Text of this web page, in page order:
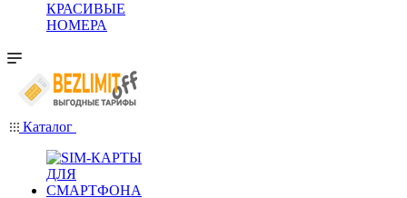
КРАСИВЫЕ
НОМЕРА
Каталог